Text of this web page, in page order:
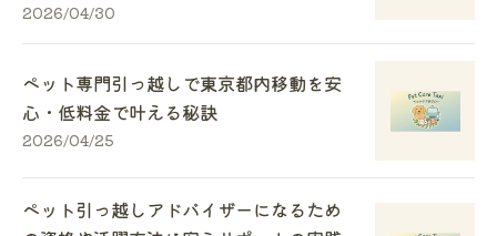
2026/04/30
ペット専門引っ越しで東京都内移動を安
心・低料金で叶える秘訣
2026/04/25
ペット引っ越しアドバイザーになるため